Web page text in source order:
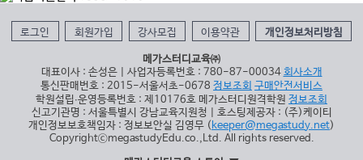
로그인 회원가입 강사모집 이용약관 개인정보처리방침
메가스터디교육㈜
대표이사 : 손성은 | 사업자등록번호 : 780-87-00034 회사소개
통신판매번호 : 2015-서울서초-0678 정보조회 구매안전서비스
학원설립∙운영등록번호 : 제10176호 메가스터디원격학원 정보조회
신고기관명 : 서울특별시 강남교육지원청 | 호스팅제공자 : (주)케이티
개인정보보호책임자 : 정보보안실 김영무 (keeper@megastudy.net)
CopyrightⓒmegastudyEdu.co.,Ltd. All rights reserved.